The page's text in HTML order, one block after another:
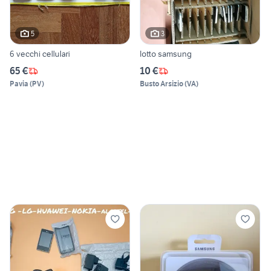
5
6 vecchi cellulari
65 €
Pavia (PV)
3
lotto samsung
10 €
Busto Arsizio(VA)